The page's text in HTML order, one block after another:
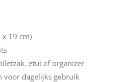
x 19 cm)
etui of organizer
voor dagelijks gebruik